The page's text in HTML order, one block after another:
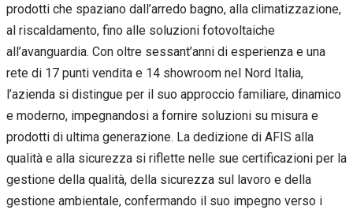
prodotti che spaziano dall’arredo bagno, alla climatizzazione,
al riscaldamento, fino alle soluzioni fotovoltaiche
all’avanguardia. Con oltre sessant’anni di esperienza e una
rete di 17 punti vendita e 14 showroom nel Nord Italia,
l’azienda si distingue per il suo approccio familiare, dinamico
e moderno, impegnandosi a fornire soluzioni su misura e
prodotti di ultima generazione. La dedizione di AFIS alla
qualità e alla sicurezza si riflette nelle sue certificazioni per la
gestione della qualità, della sicurezza sul lavoro e della
gestione ambientale, confermando il suo impegno verso i